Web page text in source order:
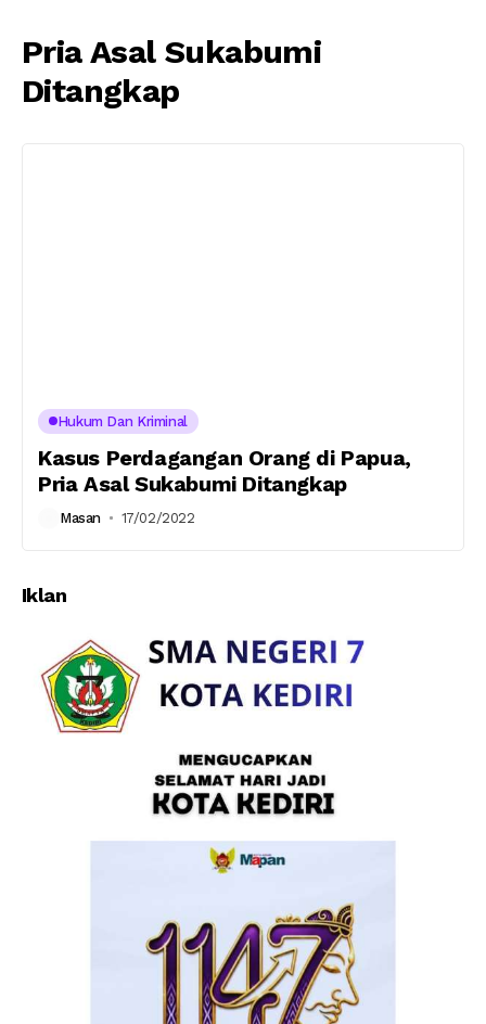
Pria Asal Sukabumi
Ditangkap
Hukum Dan Kriminal
Kasus Perdagangan Orang di Papua,
Pria Asal Sukabumi Ditangkap
Masan 17/02/2022
Iklan